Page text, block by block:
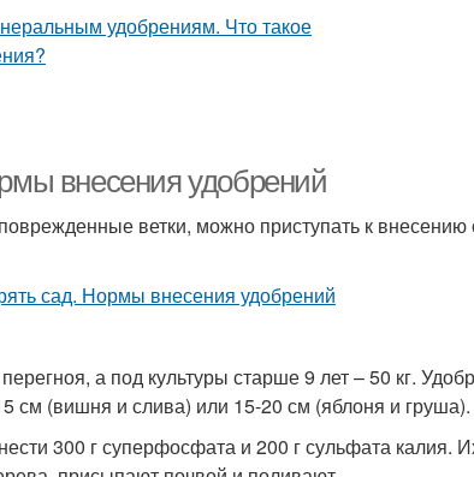
внесения удобрений
ветки, можно приступать к внесению
а под культуры старше 9 лет – 50 кг.
см (вишня и слива) или 15-20 см (яблоня и груша).
300 г суперфосфата и 200 г сульфата калия.